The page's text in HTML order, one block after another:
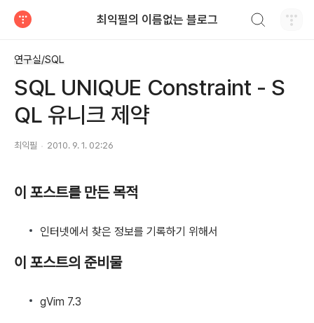
최익필의 이름없는 블로그
연구실/SQL
SQL UNIQUE Constraint - S
QL 유니크 제약
최익필 2010. 9. 1. 02:26
이 포스트를 만든 목적
인터넷에서 찾은 정보를 기록하기 위해서
이 포스트의 준비물
gVim 7.3